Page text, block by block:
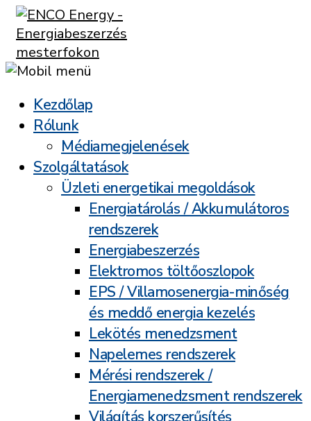
Kezdőlap
Rólunk
Médiamegjelenések
Szolgáltatások
Üzleti energetikai megoldások
Energiatárolás / Akkumulátoros
rendszerek
Energiabeszerzés
Elektromos töltőoszlopok
EPS / Villamosenergia-minőség
és meddő energia kezelés
Lekötés menedzsment
Napelemes rendszerek
Mérési rendszerek /
Energiamenedzsment rendszerek
Világítás korszerűsítés